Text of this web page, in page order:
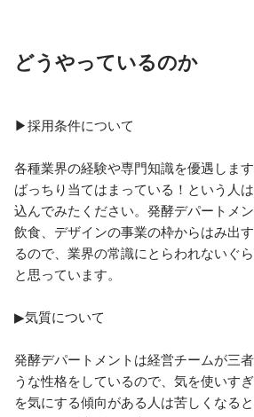
どうやっているのか
▶採用条件について
各種業界の経験や専門知識を優遇しま
ばっちり当てはまっている！という人
込んでみたください。発酵デパートメ
飲食、デザインの事業の枠からはみ出
るので、業界の常識にとらわれないぐ
と思っています。
▶気質について
発酵デパートメントは経営チームが三
うな性格をしているので、気を使いす
を気にする傾向がある人は苦しくなる